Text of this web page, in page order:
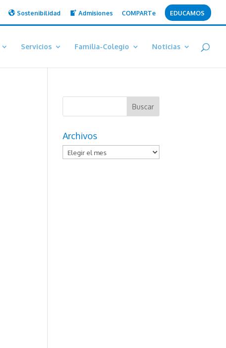
Sostenibilidad Admisiones COMPARTe EDUCAMOS
Servicios Familia-Colegio Noticias
Archivos
Archivos